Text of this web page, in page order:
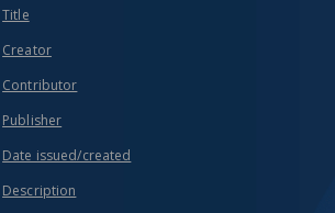
Title
Creator
Contributor
Publisher
Date issued/created
Description